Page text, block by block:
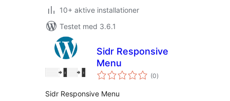
10+ aktive installationer
Testet med 3.6.1
Sidr Responsive
Menu
(0totale
bedømmelser
)
Sidr Responsive Menu